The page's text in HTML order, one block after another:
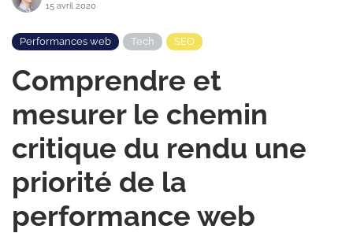
15 avril 2020
Performances web Tech SEO
Comprendre et
mesurer le chemin
critique du rendu une
priorité de la
performance web